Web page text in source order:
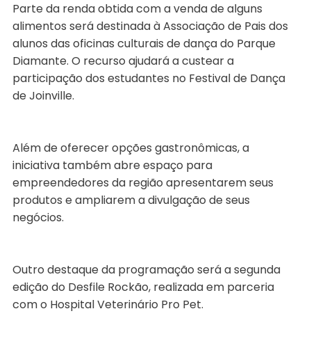
Parte da renda obtida com a venda de alguns
alimentos será destinada à Associação de Pais dos
alunos das oficinas culturais de dança do Parque
Diamante. O recurso ajudará a custear a
participação dos estudantes no Festival de Dança
de Joinville.
Além de oferecer opções gastronômicas, a
iniciativa também abre espaço para
empreendedores da região apresentarem seus
produtos e ampliarem a divulgação de seus
negócios.
Outro destaque da programação será a segunda
edição do Desfile Rockão, realizada em parceria
com o Hospital Veterinário Pro Pet.